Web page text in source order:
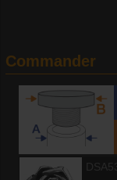
Commander